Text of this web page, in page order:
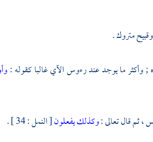
متروك .
; وأكثر ما يوجد عند رءوس الآي غالبا كقوله :
،ثم قال تعالى :وكذلك يفعلون[ النمل : 34 ] .